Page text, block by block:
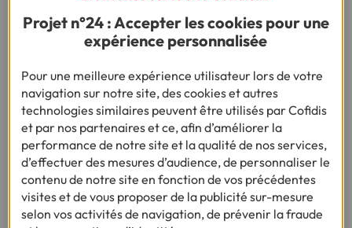
Commentéconomiser sur votre
travaux rénovation ?
Demandez plusieurs devis : si vous choisissez de
travailler avec un artisan, demandez plusieurs devis à
des entreprises différentes et négociez pour obtenir le
meilleur prix.
Prenez un cours de bricolage : embaucher plusieurs
prestataires peut vite revenir cher. Pour limiter les frais,
inscrivez-vous à l’un des cours de bricolage à petit prix
proposés par les grandes enseignes.
Louez vos outils : la plupart des personnes qui achètent
Projet n°24 : Accepter les cookies pour une
expérience personnalisée
Pour une meilleure expérience utilisateur lors de votre
navigation sur notre site, des cookies et autres
technologies similaires peuvent être utilisés par Cofidis
et par nos partenaires et ce, afin d’améliorer la
performance de notre site et la qualité de nos services,
d’effectuer des mesures d’audience, de personnaliser le
contenu de notre site en fonction de vos précédentes
visites et de vous proposer de la publicité sur-mesure
selon vos activités de navigation, de prévenir la fraude